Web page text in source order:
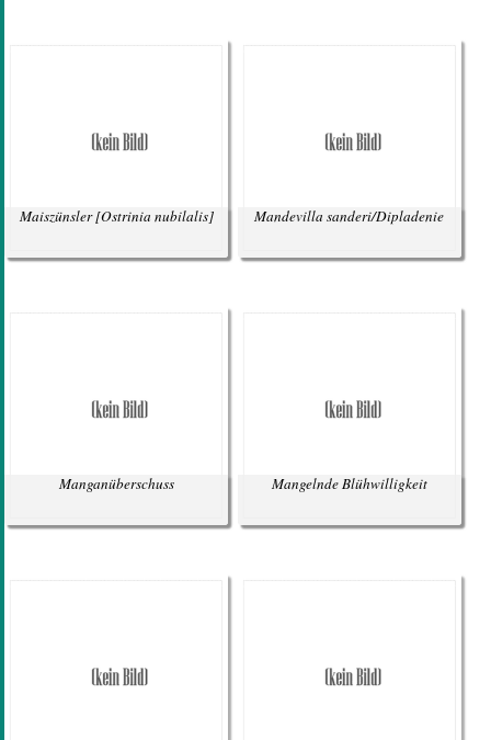
Maiszünsler[Ostrinia nubilalis] Mandevilla sanderi/Dipladenie
Manganüberschuss Mangelnde Blühwilligkeit